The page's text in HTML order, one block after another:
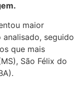
maior
seguido
que mais
São Félix do